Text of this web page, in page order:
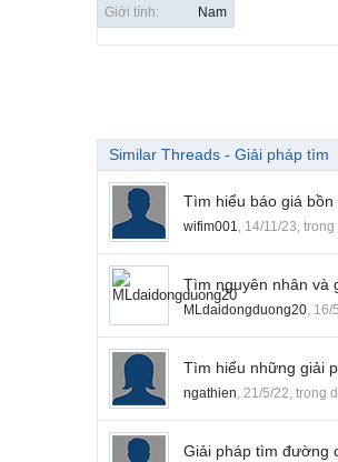
Giới tính:
Nam
Similar Threads - Giải pháp tìm
Tìm hiểu báo giá
wifim001, 14/11/23,
Tìm nguyên nhân và
MLdaidongduong20, 16/
Tìm hiểu những giải
ngathien, 21/5/22, trong
Giải pháp tìm đường